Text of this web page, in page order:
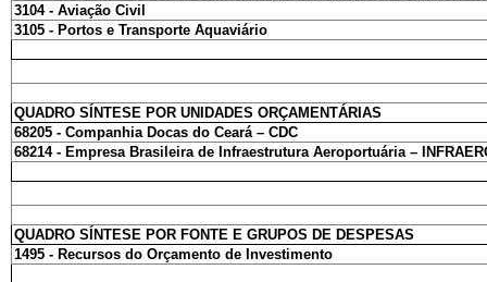
3104 - Aviação Civil
3105 - Portos e Transporte Aquaviário
QUADRO SÍNTESE POR UNIDADES ORÇAMENTÁRIAS
68205 - Companhia Docas do Ceará – CDC
68214 - Empresa Brasileira de Infraestrutura Aeroportuária –
QUADRO SÍNTESE POR FONTE E GRUPOS DE DESPESAS
1495 - Recursos do Orçamento de Investimento